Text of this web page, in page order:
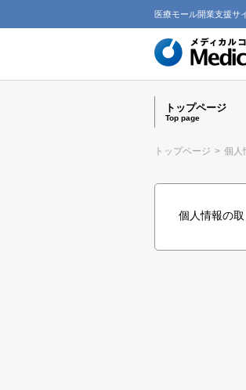
医療モール開業支援サ
トップページ
Top page
トップページ > 個人
個人情報の